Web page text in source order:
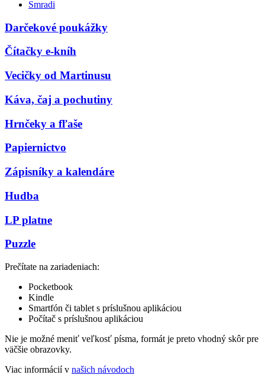
Smradi
Darčekové poukážky
Čítačky e-kníh
Vecičky od Martinusu
Káva, čaj a pochutiny
Hrnčeky a fľaše
Papiernictvo
Zápisníky a kalendáre
Hudba
LP platne
Puzzle
Prečítate na zariadeniach:
Pocketbook
Kindle
Smartfón či tablet s príslušnou aplikáciou
Počítač s príslušnou aplikáciou
Nie je možné meniť veľkosť písma, formát je preto vhodný skôr pre
väčšie obrazovky.
Viac informácií v našich návodoch